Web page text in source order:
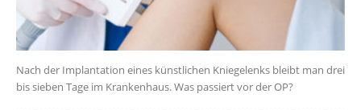
Nach der Implantation eines künstlichen Kniegelenks bleibt man drei
bis sieben Tage im Krankenhaus. Was passiert vor der OP?